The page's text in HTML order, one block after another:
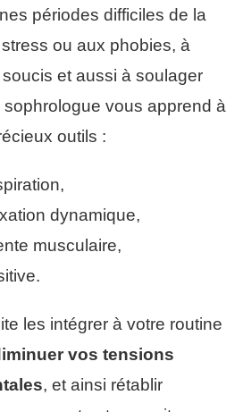
périodes difficiles de la
ou aux phobies, à
et aussi à soulager
sophrologue vous apprend à
outils :
dynamique,
musculaire,
les intégrer à votre routine
vos tensions
, et ainsi rétablir